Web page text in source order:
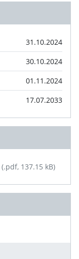
31.10.2024
30.10.2024
01.11.2024
17.07.2033
(.pdf, 137.15 kB)